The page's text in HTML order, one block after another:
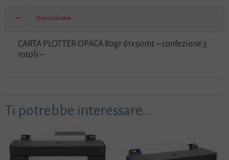
-
rotoli
Descrizione
CARTA PLOTTER OPACA 80gr 61x50mt – confezione 3
rotoli –
Ti potrebbe interessare…